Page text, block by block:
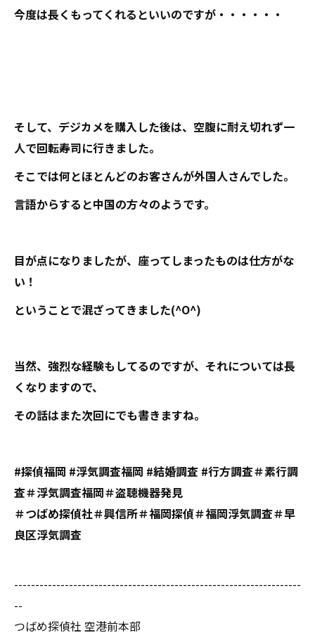
今度は長くもってくれるといいのですが・・・・・・
そして、デジカメを購入した後は、空腹に耐え切れず一
人で回転寿司に行きました。
そこでは何とほとんどのお客さんが外国人さんでした。
言語からすると中国の方々のようです。
目が点になりましたが、座ってしまったものは仕方がな
い！
ということで混ざってきました(^O^)
当然、強烈な経験もしてるのですが、それについては長
くなりますので、
その話はまた次回にでも書きますね。
#探偵福岡 #浮気調査福岡 #結婚調査 #行方調査＃素行調
査＃浮気調査福岡＃盗聴機器発見
＃つばめ探偵社＃興信所＃福岡探偵＃福岡浮気調査＃早
良区浮気調査
--------------------------------------------------------------------
--
つばめ探偵社 空港前本部